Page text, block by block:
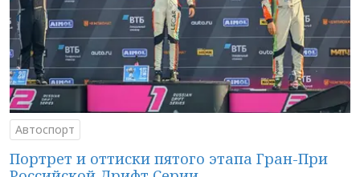
Автоспорт
Портрет и оттиски пятого этапа Гран-При